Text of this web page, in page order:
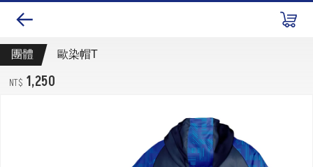
團體 歐染帽T
1,250